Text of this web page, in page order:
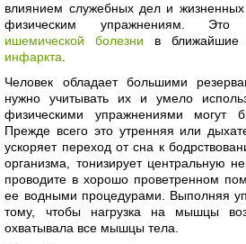
влиянием служебных дел и жизненных
физическим упражнениям. Это
ишемической болезни в
инфаркта
Человек обладает большими
нужно учитывать их и умело
физическими упражнениями могут
Прежде всего это утренняя или
ускоряет переход от сна к
организма, тонизирует центральную
проводите в хорошо проветренном
ее водными процедурами. Выполняя
тому, чтобы нагрузка на мышцы
охватывала все мышцы тела.